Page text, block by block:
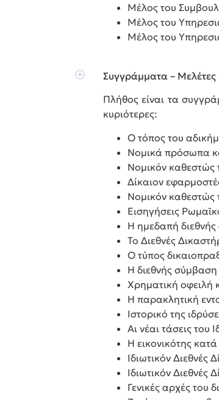
Μέλος του
Μέλος του
Μέλος του
Συγγράμματα – Μελέτες
Πλήθος είναι τα
κυριότερες:
Ο τόπος του
Νομικά πρόσωπα
Νομικόν καθεστώς
Δίκαιον
Νομικόν καθεστώς
Εισηγήσεις
Η ημεδαπή διεθνής
Το Διεθνές
Ο τύπος
Η διεθνής σύμβαση
Χρηματική οφειλή
Η παρακλητική
Ιστορικό της
Αι νέαι τάσεις του
Η εικονικότης κατά
Ιδιωτικόν Διεθνές
Ιδιωτικόν Διεθνές
Γενικές αρχές του